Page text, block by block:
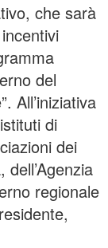
che sarà
del
All’iniziativa
di
dei
regionale